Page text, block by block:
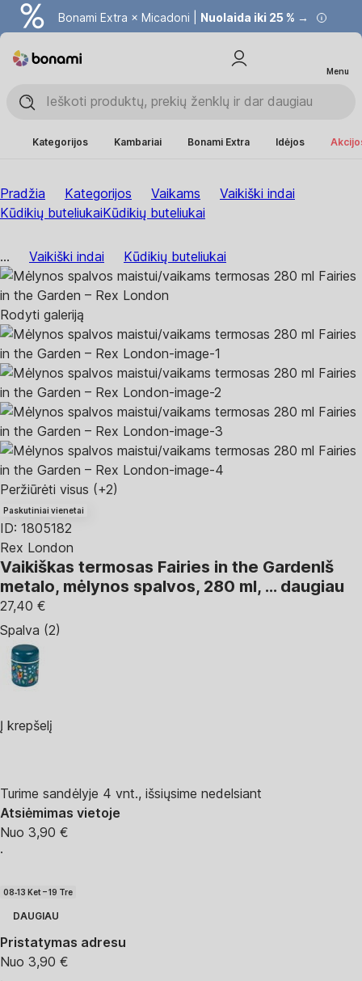
Bonami Extra × Micadoni | Nuolaida iki 25 % →
Menu
Kategorijos Kambariai Bonami Extra Idėjos
Pradžia Kategorijos Vaikams
Vaikiški indai
Kūdikių buteliukaiKūdikių buteliukai
... Vaikiški indai Kūdikių buteliukai
Rodyti galeriją
Peržiūrėti visus (+2)
Paskutiniai vienetai
ID: 1805182
Rex London
Vaikiškas termosas Fairies in the GardenIš
metalo, mėlynos spalvos, 280 ml, … daugiau
27,40 €
Spalva (2)
Į krepšelį
Turime sandėlyje 4 vnt., išsiųsime nedelsiant
Atsiėmimas vietoje
Nuo 3,90 €
·
08‑13 Ket – 19 Tre
DAUGIAU
Pristatymas adresu
Nuo 3,90 €